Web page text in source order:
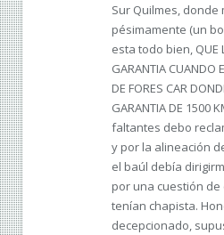
Sur Quilmes,
pésimamente (un
esta todo bien, QUE
GARANTIA CUANDO
DE FORES CAR
GARANTIA DE 1500
faltantes debo
y por la alineación
el baúl debía
por una cuestión de
tenían chapista.
decepcionado,